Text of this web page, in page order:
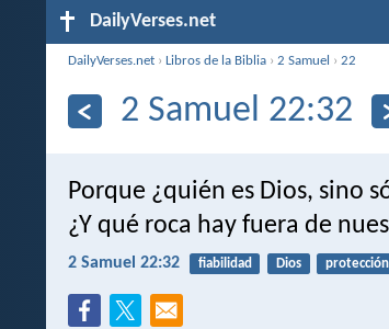
DailyVerses.net
DailyVerses.net ›Libros de la Biblia ›2 Samuel ›22
2 Samuel 22:32
Porque ¿quién es Dios, sino
¿Y qué roca hay fuera de
2 Samuel 22:32 fiabilidad Dios protección